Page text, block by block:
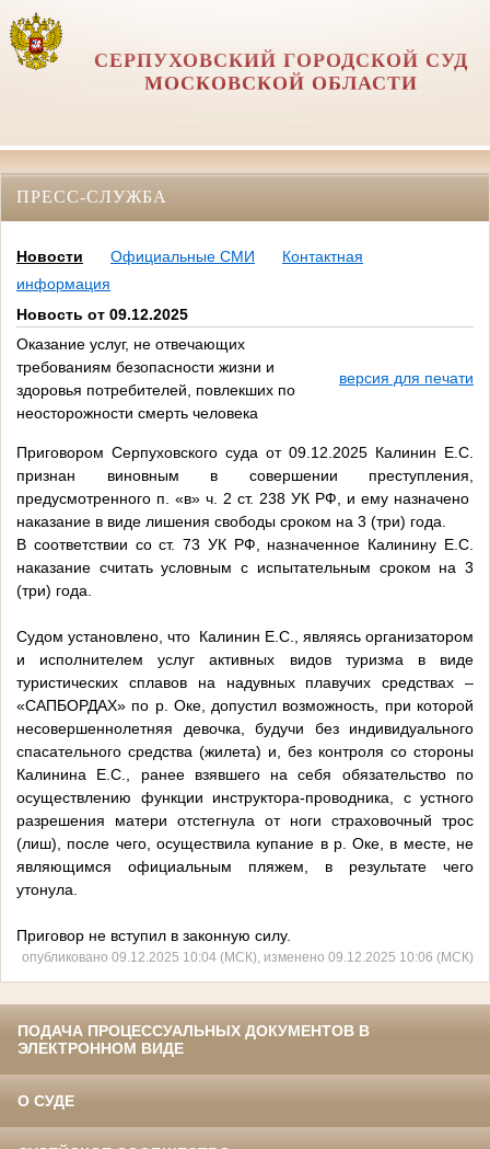
СЕРПУХОВСКИЙ ГОРОДСКОЙ СУД
МОСКОВСКОЙ ОБЛАСТИ
ПРЕСС-СЛУЖБА
Новости Официальные СМИ
Контактная
информация
Новость от 09.12.2025
Оказание услуг, не отвечающих
требованиям безопасности жизни и
здоровья потребителей, повлекших по
неосторожности смерть человека
версия для печати
Приговором Серпуховского суда от 09.12.2025 Калинин Е.С.
признан виновным в совершении преступления,
предусмотренного п. «в» ч. 2 ст. 238 УК РФ, и ему назначено
наказание в виде лишения свободы сроком на 3 (три) года.
В соответствии со ст. 73 УК РФ, назначенное Калинину Е.С.
наказание считать условным с испытательным сроком на 3
(три) года.
Судом установлено, что Калинин Е.С., являясь организатором
и исполнителем услуг активных видов туризма в виде
туристических сплавов на надувных плавучих средствах –
«САПБОРДАХ» по р. Оке, допустил возможность, при которой
несовершеннолетняя девочка, будучи без индивидуального
спасательного средства (жилета) и, без контроля со стороны
Калинина Е.С., ранее взявшего на себя обязательство по
осуществлению функции инструктора-проводника, с устного
разрешения матери отстегнула от ноги страховочный трос
(лиш), после чего, осуществила купание в р. Оке, в месте, не
являющимся официальным пляжем, в результате чего
утонула.
Приговор не вступил в законную силу.
опубликовано 09.12.2025 10:04 (МСК), изменено 09.12.2025 10:06 (МСК)
ПОДАЧА ПРОЦЕССУАЛЬНЫХ ДОКУМЕНТОВ В
ЭЛЕКТРОННОМ ВИДЕ
О СУДЕ